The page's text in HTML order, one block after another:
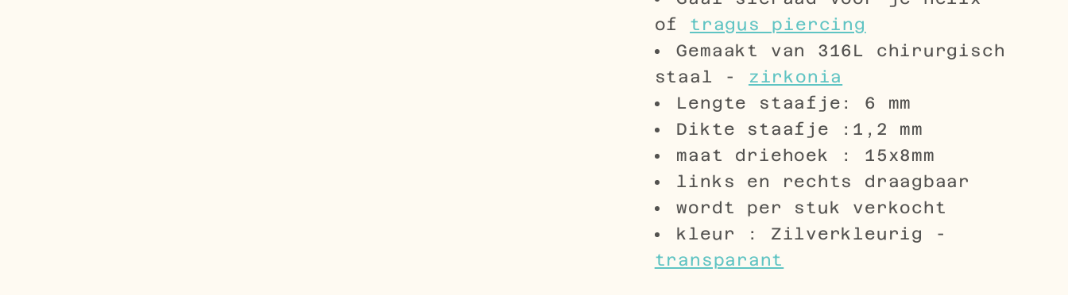
of tragus piercing
Gemaakt van 316L chirurgisch
staal - zirkonia
Lengte staafje: 6 mm
Dikte staafje :1,2 mm
maat driehoek : 15x8mm
links en rechts draagbaar
wordt per stuk verkocht
kleur : Zilverkleurig -
transparant